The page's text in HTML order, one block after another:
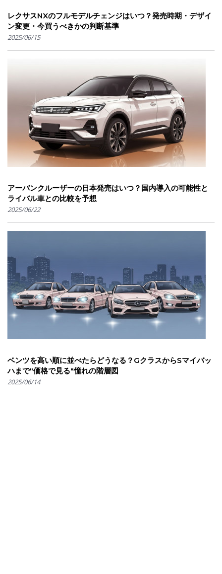
レクサスNXのフルモデルチェンジはいつ？発売時期・デザイ
ン変更・今買うべきかの判断基準
2025/06/15
アーバンクルーザーの日本発売はいつ？国内導入の可能性と
ライバル車との比較を予想
2025/06/22
ベンツを高い順に並べたらどうなる？GクラスからSマイバッ
ハまで"価格で見る"憧れの階層図
2025/06/14